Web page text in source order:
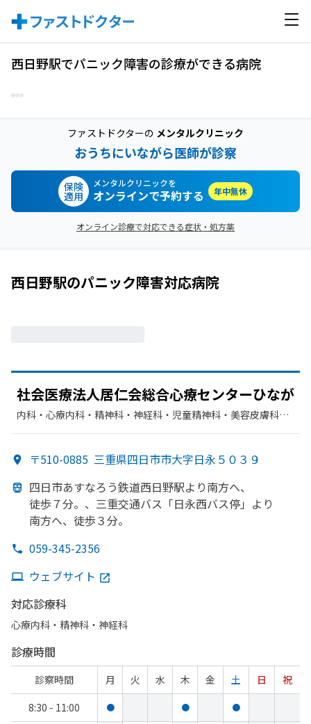
西日野駅でパニック障害の診療ができる病院
ファストドクターの メンタルクリニック
おうちにいながら医師が診察
保険
適用
メンタルクリニックを
オンラインで予約する 年中無休
オンライン診療で対応できる症状・処方薬
西日野駅のパニック障害対応病院
社会医療法人居仁会総合心療センターひなが
内科・​心療内科・​精神科・神経科・​児童精神科・​美容皮膚科・​
〒510-0885 三重県四日市市大字日永５０３９
四日市あすなろう鉄道西日野駅より南方へ、
徒歩７分。、 三重交通バス 「日永西バス停」より
南方へ、 徒歩３分。
059-345-2356
ウェブサイト
対応診療科
心療内科・​精神科・神経科
診療時間
診察時間 月 火 水 木 金 土 日
祝
8:30 - 11:00
● ● ●